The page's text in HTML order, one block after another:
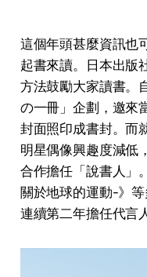
這個年頭甚麼資訊也
起書來讀。日本出版
方法鼓勵大家讀書。
の一冊」企劃，邀來
封面照印成書封。而
明星偶像興趣度減低
合作擔任「說書人」
關於地球的運動-》
連續第二年擔任代言